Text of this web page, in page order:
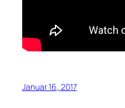
Januar 16, 2017